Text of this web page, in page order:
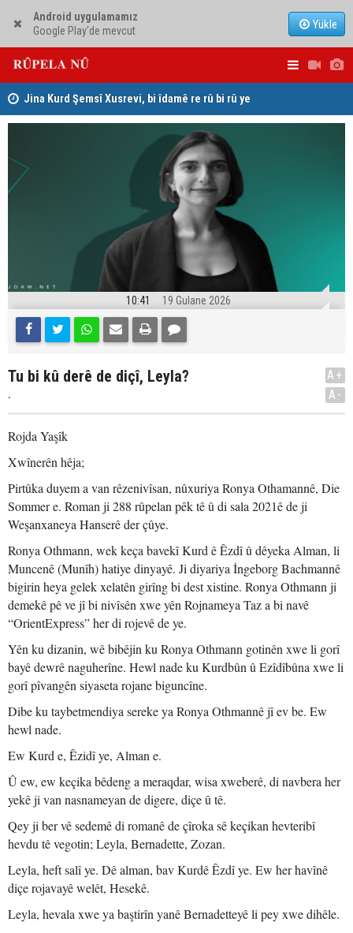
Android uygulamamız
Google Play'de mevcut
Yükle
Jina Kurd Şemsî Xusrevi, bi îdamê re rû bi rû ye
hewldana
10:41 19 Gulane 2026
Tu bi kû derê de diçî, Leyla?
.
A+
A-
Rojda Yaşîk
Xwînerên hêja;
Pirtûka duyem a van rêzenivîsan, nûxuriya Ronya Othamannê, Die
Sommer e. Roman ji 288 rûpelan pêk tê û di sala 2021ê de ji
Weşanxaneya Hanserê der çûye.
Ronya Othmann, wek keça bavekî Kurd ê Êzdî û dêyeka Alman, li
Muncenê (Munîh) hatiye dinyayê. Ji diyariya İngeborg Bachmannê
bigirin heya gelek xelatên girîng bi dest xistine. Ronya Othmann ji
demekê pê ve jî bi nivîsên xwe yên Rojnameya Taz a bi navê
“OrientExpress” her di rojevê de ye.
Yên ku dizanin, wê bibêjin ku Ronya Othmann gotinên xwe li gorî
bayê dewrê naguherîne. Hewl nade ku Kurdbûn û Ezîdîbûna xwe li
gorî pîvangên siyaseta rojane biguncîne.
Dibe ku taybetmendiya sereke ya Ronya Othmannê jî ev be. Ew
hewl nade.
Ew Kurd e, Êzidî ye, Alman e.
Û ew, ew keçika bêdeng a meraqdar, wisa xweberê, di navbera her
yekê ji van nasnameyan de digere, diçe û tê.
Qey ji ber vê sedemê di romanê de çîroka sê keçikan hevteribî
hevdu tê vegotin; Leyla, Bernadette, Zozan.
Leyla, heft salî ye. Dê alman, bav Kurdê Êzdî ye. Ew her havînê
diçe rojavayê welêt, Hesekê.
Leyla, hevala xwe ya baştirîn yanê Bernadetteyê li pey xwe dihêle.